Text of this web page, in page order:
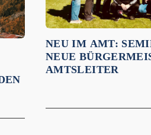
NEU IM AMT:
NEUE
AMTSLEITER